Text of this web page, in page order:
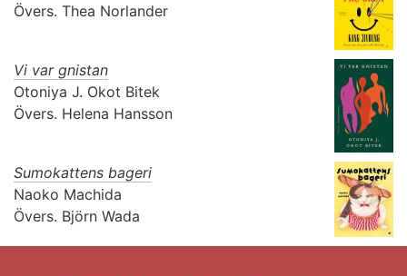
Övers. Thea Norlander
Vi var gnistan
Otoniya J. Okot Bitek
Övers. Helena Hansson
Sumokattens bageri
Naoko Machida
Övers. Björn Wada